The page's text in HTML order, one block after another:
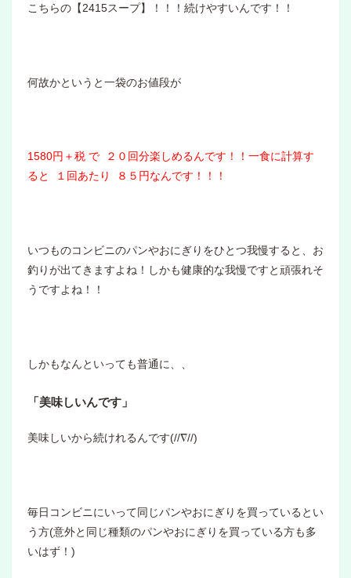
こちらの【2415スープ】！！！続けやすいんです！！
何故かというと一袋のお値段が
1580円＋税 で ２０回分楽しめるんです！！一食に計算す
ると １回あたり ８５円なんです！！！
いつものコンビニのパンやおにぎりをひとつ我慢すると、お
釣りが出てきますよね！しかも健康的な我慢ですと頑張れそ
うですよね！！
しかもなんといっても普通に、、
「美味しいんです」
美味しいから続けれるんです(//∇//)
毎日コンビニにいって同じパンやおにぎりを買っているとい
う方(意外と同じ種類のパンやおにぎりを買っている方も多
いはず！)